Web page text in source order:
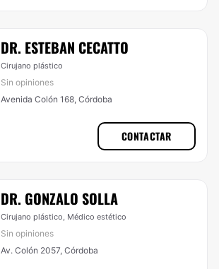
DR. ESTEBAN CECATTO
Cirujano plástico
Sin opiniones
Avenida Colón 168, Córdoba
CONTACTAR
DR. GONZALO SOLLA
Cirujano plástico, Médico estético
Sin opiniones
Av. Colón 2057, Córdoba